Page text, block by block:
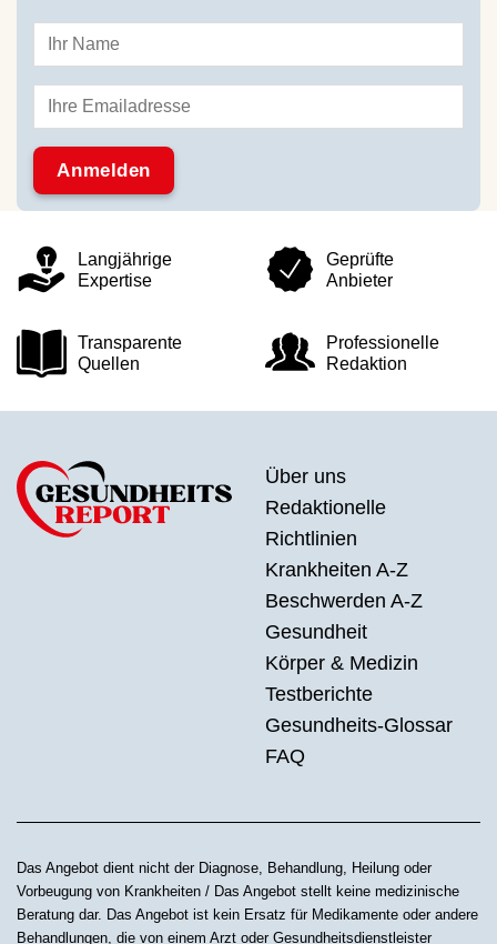
Langjährige
Expertise
Geprüfte
Anbieter
Transparente
Quellen
Professionelle
Redaktion
Über uns
Redaktionelle
Richtlinien
Krankheiten A-Z
Beschwerden A-Z
Gesundheit
Körper & Medizin
Testberichte
Gesundheits-Glossar
FAQ
Das Angebot dient nicht der Diagnose, Behandlung, Heilung oder
Vorbeugung von Krankheiten / Das Angebot stellt keine medizinische
Beratung dar. Das Angebot ist kein Ersatz für Medikamente oder andere
Behandlungen, die von einem Arzt oder Gesundheitsdienstleister